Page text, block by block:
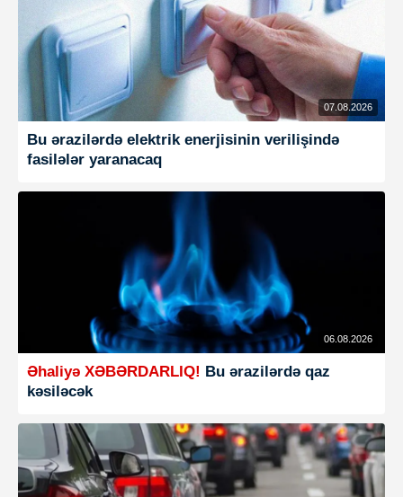
07.08.2026
Bu ərazilərdə elektrik enerjisinin verilişində
fasilələr yaranacaq
06.08.2026
Əhaliyə XƏBƏRDARLIQ! Bu ərazilərdə qaz
kəsiləcək